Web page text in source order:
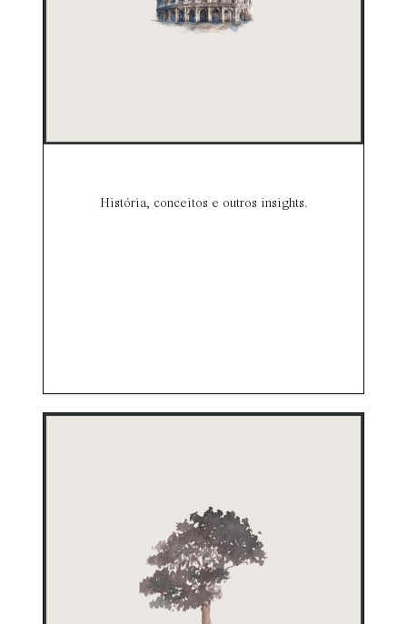
História, conceitos e outros insights.